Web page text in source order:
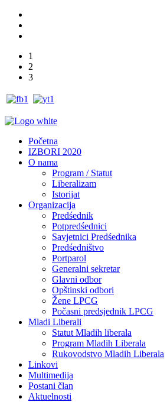
1
2
3
Početna
IZBORI 2020
O nama
Program / Statut
Liberalizam
Istorijat
Organizacija
Predśednik
Potpredśednici
Savjetnici Predśednika
Predśedništvo
Portparol
Generalni sekretar
Glavni odbor
Opštinski odbori
Žene LPCG
Počasni predsjednik LPCG
Mladi Liberali
Statut Mladih liberala
Program Mladih Liberala
Rukovodstvo Mladih Liberala
Linkovi
Multimedija
Postani član
Aktuelnosti